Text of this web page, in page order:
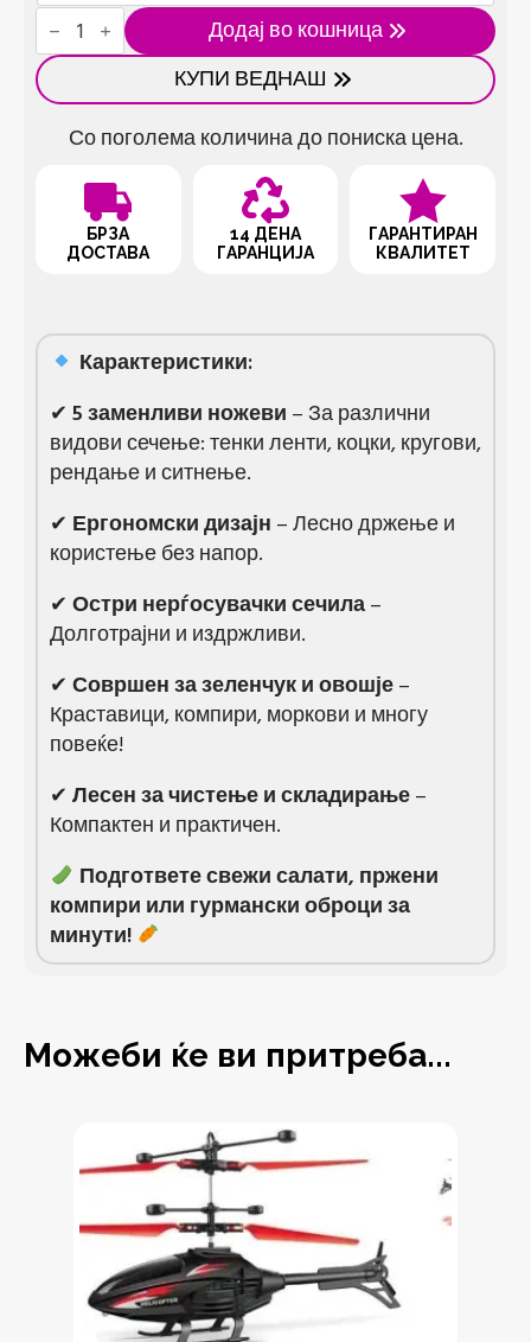
Ренда
со
5
различни
ножеви
количина
Додај во кошница
КУПИ ВЕДНАШ
Со поголема количина до пониска цена.
БРЗА
ДОСТАВА
14 ДЕНА
ГАРАНЦИЈА
ГАРАНТИРАН
КВАЛИТЕТ
Карактеристики:
✔ 5 заменливи ножеви – За различни
видови сечење: тенки ленти, коцки, кругови,
рендање и ситнење.
✔ Ергономски дизајн – Лесно држење и
користење без напор.
✔ Остри нерѓосувачки сечила –
Долготрајни и издржливи.
✔ Совршен за зеленчук и овошје –
Краставици, компири, моркови и многу
повеќе!
✔ Лесен за чистење и складирање –
Компактен и практичен.
Подгответе свежи салати, пржени
компири или гурмански оброци за
минути!
Можеби ќе ви притреба...